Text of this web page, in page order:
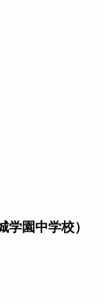
園中学校）